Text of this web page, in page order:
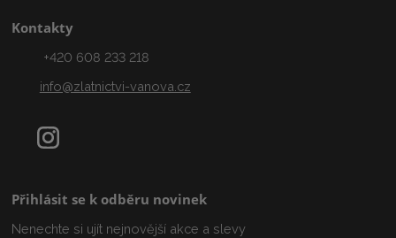
Kontakty
+420 608 233 218
info@zlatnictvi-vanova.cz
Přihlásit se k odběru novinek
Nenechte si ujít nejnovější akce a slevy